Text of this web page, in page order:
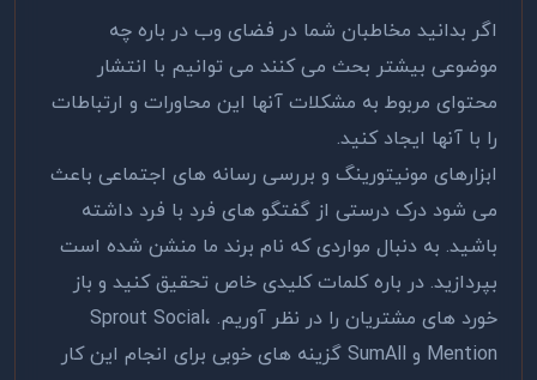
اگر بدانید مخاطبان شما در فضای وب در باره چه
موضوعی بیشتر بحث می کنند می توانیم با انتشار
محتوای مربوط به مشکلات آنها این محاورات و ارتباطات
را با آنها ایجاد کنید.
ابزارهای مونیتورینگ و بررسی رسانه های اجتماعی باعث
می شود درک درستی از گفتگو های فرد با فرد داشته
باشید. به دنبال مواردی که نام برند ما منشن شده است
بپردازید. در باره کلمات کلیدی خاص تحقیق کنید و باز
خورد های مشتریان را در نظر آوریم. Sprout Social،
Mentionو SumAll گزینه های خوبی برای انجام این کار